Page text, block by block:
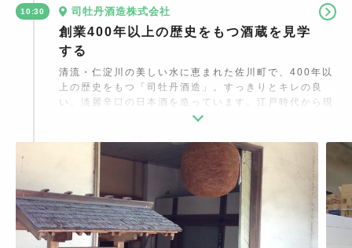
10:30 司牡丹酒造株式会社
創業400年以上の歴史をもつ酒蔵を見学
する
清流・仁淀川の美しい水に恵まれた佐川町で、400年以
上の歴史をもつ「司牡丹酒造」。すっきりとキレの良
い、淡麗辛口の日本酒を造っています。江戸時代から現
代までの酒蔵が並ぶ「酒蔵の道」は、歴史を感じさせる
蔵内を見学することができます。蔵人と話しながら、お
気に入りの日本酒を探すのも楽しみのひとつです。